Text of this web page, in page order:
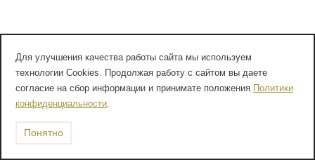
Для улучшения качества работы сайта мы используем
технологии Cookies. Продолжая работу с сайтом вы даете
согласие на сбор информации и принимате положения Политики
конфиденциальности.
Понятно